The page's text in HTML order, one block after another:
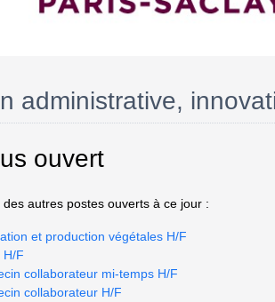
administrative,
ouvert
autres postes ouverts à ce jour :
et production végétales H/F
H/F
collaborateur mi-temps H/F
collaborateur H/F